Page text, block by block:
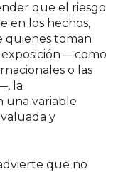
que el riesgo
en los hechos,
quienes toman
—como
o las
la
una variable
y
que no